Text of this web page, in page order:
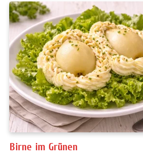
Birne im Grünen